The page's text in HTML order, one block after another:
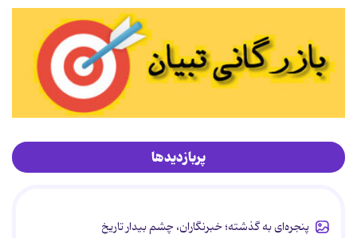
پربازدیدها
پنجره‌ای به گذشته؛ خبرنگاران، چشم بیدار تاریخ